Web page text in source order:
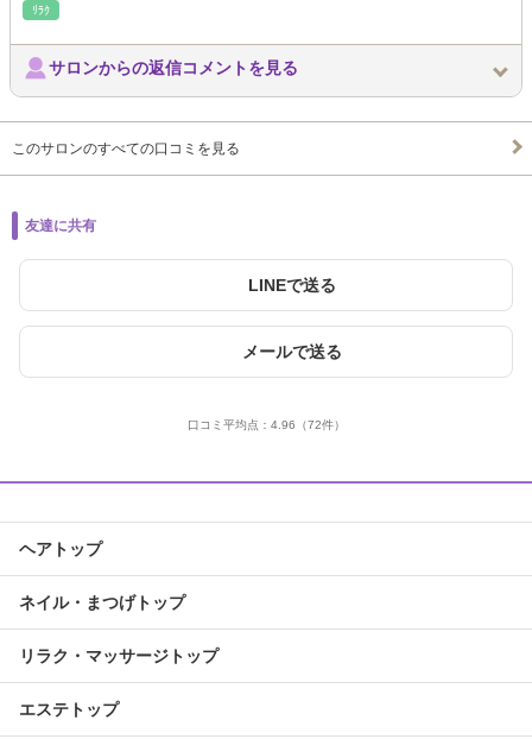
ﾘﾗｸ
サロンからの返信コメントを見る
このサロンのすべての口コミを見る
友達に共有
LINEで送る
メールで送る
口コミ平均点： 4.96 （72件）
ヘアトップ
ネイル・まつげトップ
リラク・マッサージトップ
エステトップ